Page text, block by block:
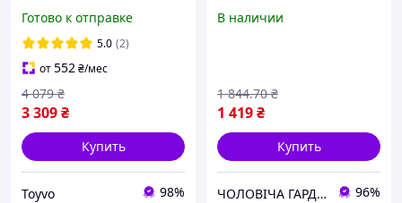
брюки футболка шорты
кепка 2 пары носков
Toyvoo Набір 7в1 Stone
Island
Готово к отправке
5.0 (2)
от552₴/мес
3 309₴
4 079 ₴
Купить
Toyvo 98%
брендовый, Комплект
В наличии
1 419₴
1 844.70 ₴
Купить
ЧОЛОВІЧА ГАРДЕРОБНА 96%